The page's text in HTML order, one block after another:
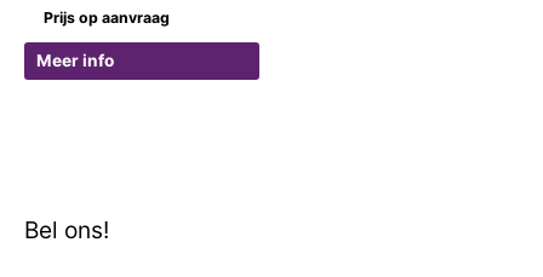
Prijs op aanvraag
Meer info
Bel ons!